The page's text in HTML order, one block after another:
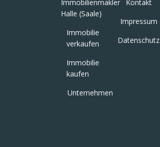
Immobilienmakler
Halle (Saale)
Immobilie
verkaufen
Immobilie
kaufen
Unternehmen
Kontakt
Impressum
Datenschutz